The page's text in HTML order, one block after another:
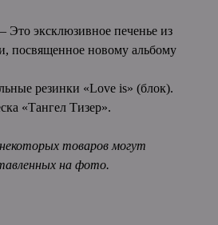
Это эксклюзивное печенье из
посвященное новому альбому
резинки «Love is» (блок).
«Тангел Тизер».
товаров могут
на фото.